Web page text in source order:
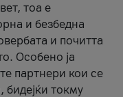
тоа е
и безбедна
и почитта
Особено ја
партнери кои се
бидејќи токму